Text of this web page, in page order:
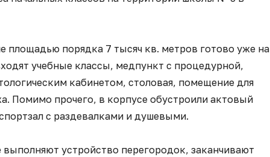
площадью порядка 7 тысяч кв. метров готово уже на
учебные классы, медпункт с процедурной,
кабинетом, столовая, помещение для
Помимо прочего, в корпусе обустроили актовый
с раздевалками и душевыми.
выполняют устройство перегородок, заканчивают